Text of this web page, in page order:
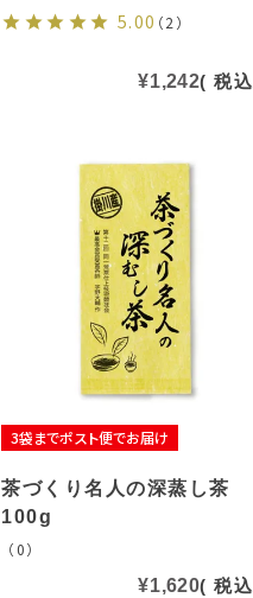
5.00 （2）
¥1,242 税込
3袋までポスト便でお届け
茶づくり名人の深蒸し茶
100g
（0）
¥1,620 税込